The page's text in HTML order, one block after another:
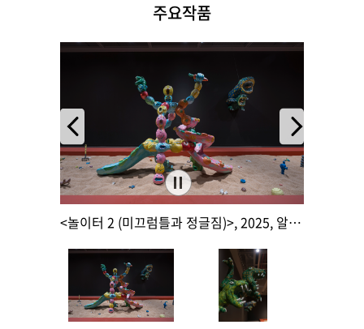
주요작품
<놀이터 2 (미끄럼틀과 정글짐)>, 2025, 알루미늄, 우레탄 페인트, 175(h)×232×102cm